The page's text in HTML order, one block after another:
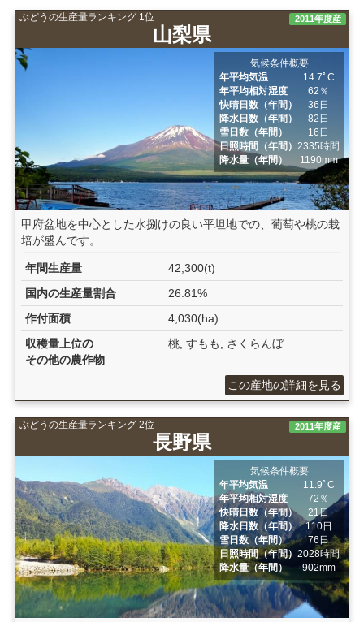
ぶどうの生産量ランキング 1位
山梨県
2011年度産
気候条件概要
年平均気温
14.7ﾟC
年平均相対湿度
62％
快晴日数（年間）
36日
降水日数（年間）
82日
雪日数（年間）
16日
日照時間（年間）2335時間
降水量（年間）
1190mm
甲府盆地を中心とした水捌けの良い平坦地での、葡萄や桃の栽
培が盛んです。
年間生産量
42,300(t)
国内の生産量割合
26.81%
作付面積
4,030(ha)
収穫量上位の
その他の農作物
桃, すもも, さくらんぼ
この産地の詳細を見る
ぶどうの生産量ランキング 2位
長野県
2011年度産
気候条件概要
年平均気温
11.9ﾟC
年平均相対湿度
72％
快晴日数（年間）
21日
降水日数（年間）
110日
雪日数（年間）
76日
日照時間（年間）2028時間
降水量（年間）
902mm